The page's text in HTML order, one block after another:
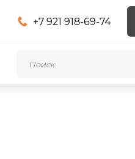
+7 921 918-69-74